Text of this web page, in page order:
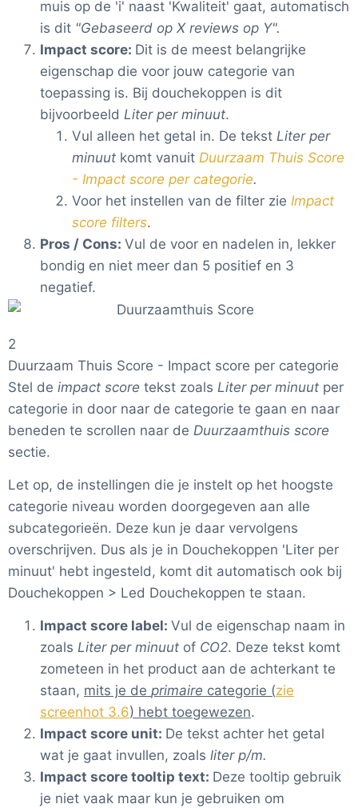
muis op de 'i' naast 'Kwaliteit' gaat, automatisch
is dit "Gebaseerd op X reviews op Y".
Impact score: Dit is de meest belangrijke
eigenschap die voor jouw categorie van
toepassing is. Bij douchekoppen is dit
bijvoorbeeld Liter per minuut.
Vul alleen het getal in. De tekst Liter per
minuut komt vanuit Duurzaam Thuis Score
- Impact score per categorie.
Voor het instellen van de filter zie Impact
score filters.
Pros / Cons: Vul de voor en nadelen in, lekker
bondig en niet meer dan 5 positief en 3
negatief.
2
Duurzaam Thuis Score - Impact score per categorie
Stel de impact score tekst zoals Liter per minuut per
categorie in door naar de categorie te gaan en naar
beneden te scrollen naar de Duurzaamthuis score
sectie.
Let op, de instellingen die je instelt op het hoogste
categorie niveau worden doorgegeven aan alle
subcategorieën. Deze kun je daar vervolgens
overschrijven. Dus als je in Douchekoppen 'Liter per
minuut' hebt ingesteld, komt dit automatisch ook bij
Douchekoppen > Led Douchekoppen te staan.
Impact score label: Vul de eigenschap naam in
zoals Liter per minuut of CO2. Deze tekst komt
zometeen in het product aan de achterkant te
staan, mits je de primaire categorie (zie
screenhot 3.6) hebt toegewezen.
Impact score unit: De tekst achter het getal
wat je gaat invullen, zoals liter p/m.
Impact score tooltip text: Deze tooltip gebruik
je niet vaak maar kun je gebruiken om